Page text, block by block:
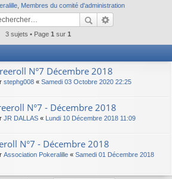
Membres du comité d'administration
3 sujets • Page 1 sur 1
N°7 Décembre 2018
stephg008 « Samedi 03 Octobre 2020 22:25
N°7 - Décembre 2018
JR DALLAS «
Lundi 10 Décembre 2018 11:09
N°7 - Décembre 2018
Association Pokeralille « Samedi 01 Décembre 2018